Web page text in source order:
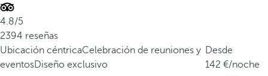
4.8/5
2394 reseñas
Ubicación céntricaCelebración de reuniones y
eventosDiseño exclusivo
Desde
142
/noche